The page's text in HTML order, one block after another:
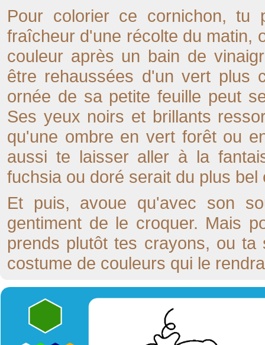
Pour colorier ce cornichon,
fraîcheur d'une récolte du matin,
couleur après un bain de
être rehaussées d'un vert plus
ornée de sa petite feuille peut
Ses yeux noirs et brillants
qu'une ombre en vert forêt ou
aussi te laisser aller à la
fuchsia ou doré serait du plus
Et puis, avoue qu'avec son
gentiment de le croquer. Mais
prends plutôt tes crayons, ou
costume de couleurs qui le